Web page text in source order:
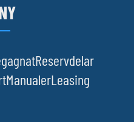
Reservdelar
ManualerLeasing